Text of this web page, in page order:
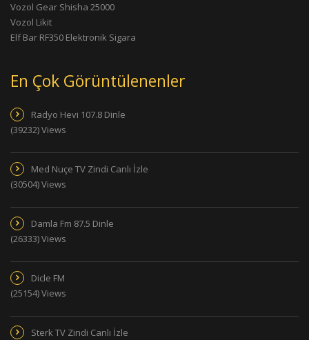
Vozol Gear Shisha 25000
Vozol Likit
Elf Bar RF350 Elektronik Sigara
En Çok Görüntülenenler
Radyo Hevi 107.8 Dinle
(39232) Views
Med Nuçe TV Zindi Canlı İzle
(30504) Views
Damla Fm 87.5 Dinle
(26333) Views
Dicle FM
(25154) Views
Sterk TV Zindi Canlı İzle